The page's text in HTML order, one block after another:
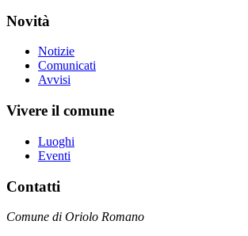
Novità
Notizie
Comunicati
Avvisi
Vivere il comune
Luoghi
Eventi
Contatti
Comune di Oriolo Romano